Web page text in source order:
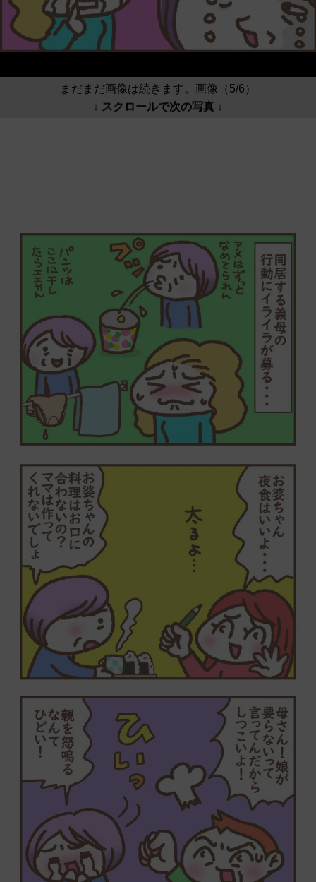
まだまだ画像は続きます。画像（5/6）
↓ スクロールで次の写真 ↓